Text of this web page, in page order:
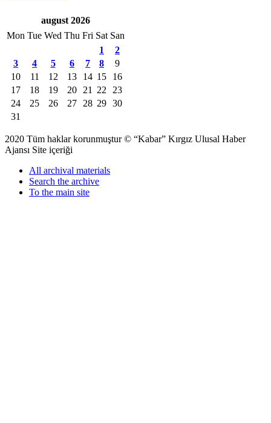
august 2026
Mon Tue Wed Thu Fri Sat San
1
2
3
4 5 6 7 8
9
10
11 12 13 14 15
16
17
18 19 20 21 22
23
24
25 26 27 28 29 30
31
2020 Tüm haklar korunmuştur © “Kabar” Kırgız Ulusal Haber
Ajansı Site içeriği
All archival materials
Search the archive
To the main site